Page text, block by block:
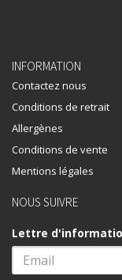
INFORMATION
Contactez nous
Conditions de retrait
Allergènes
Conditions de vente
Mentions légales
NOUS SUIVRE
Lettre